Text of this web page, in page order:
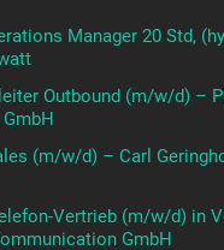
Manager 20 Std,
Outbound (m/w/d) –
(m/w/d) – Carl
Vertrieb (m/w/d) in
GmbH